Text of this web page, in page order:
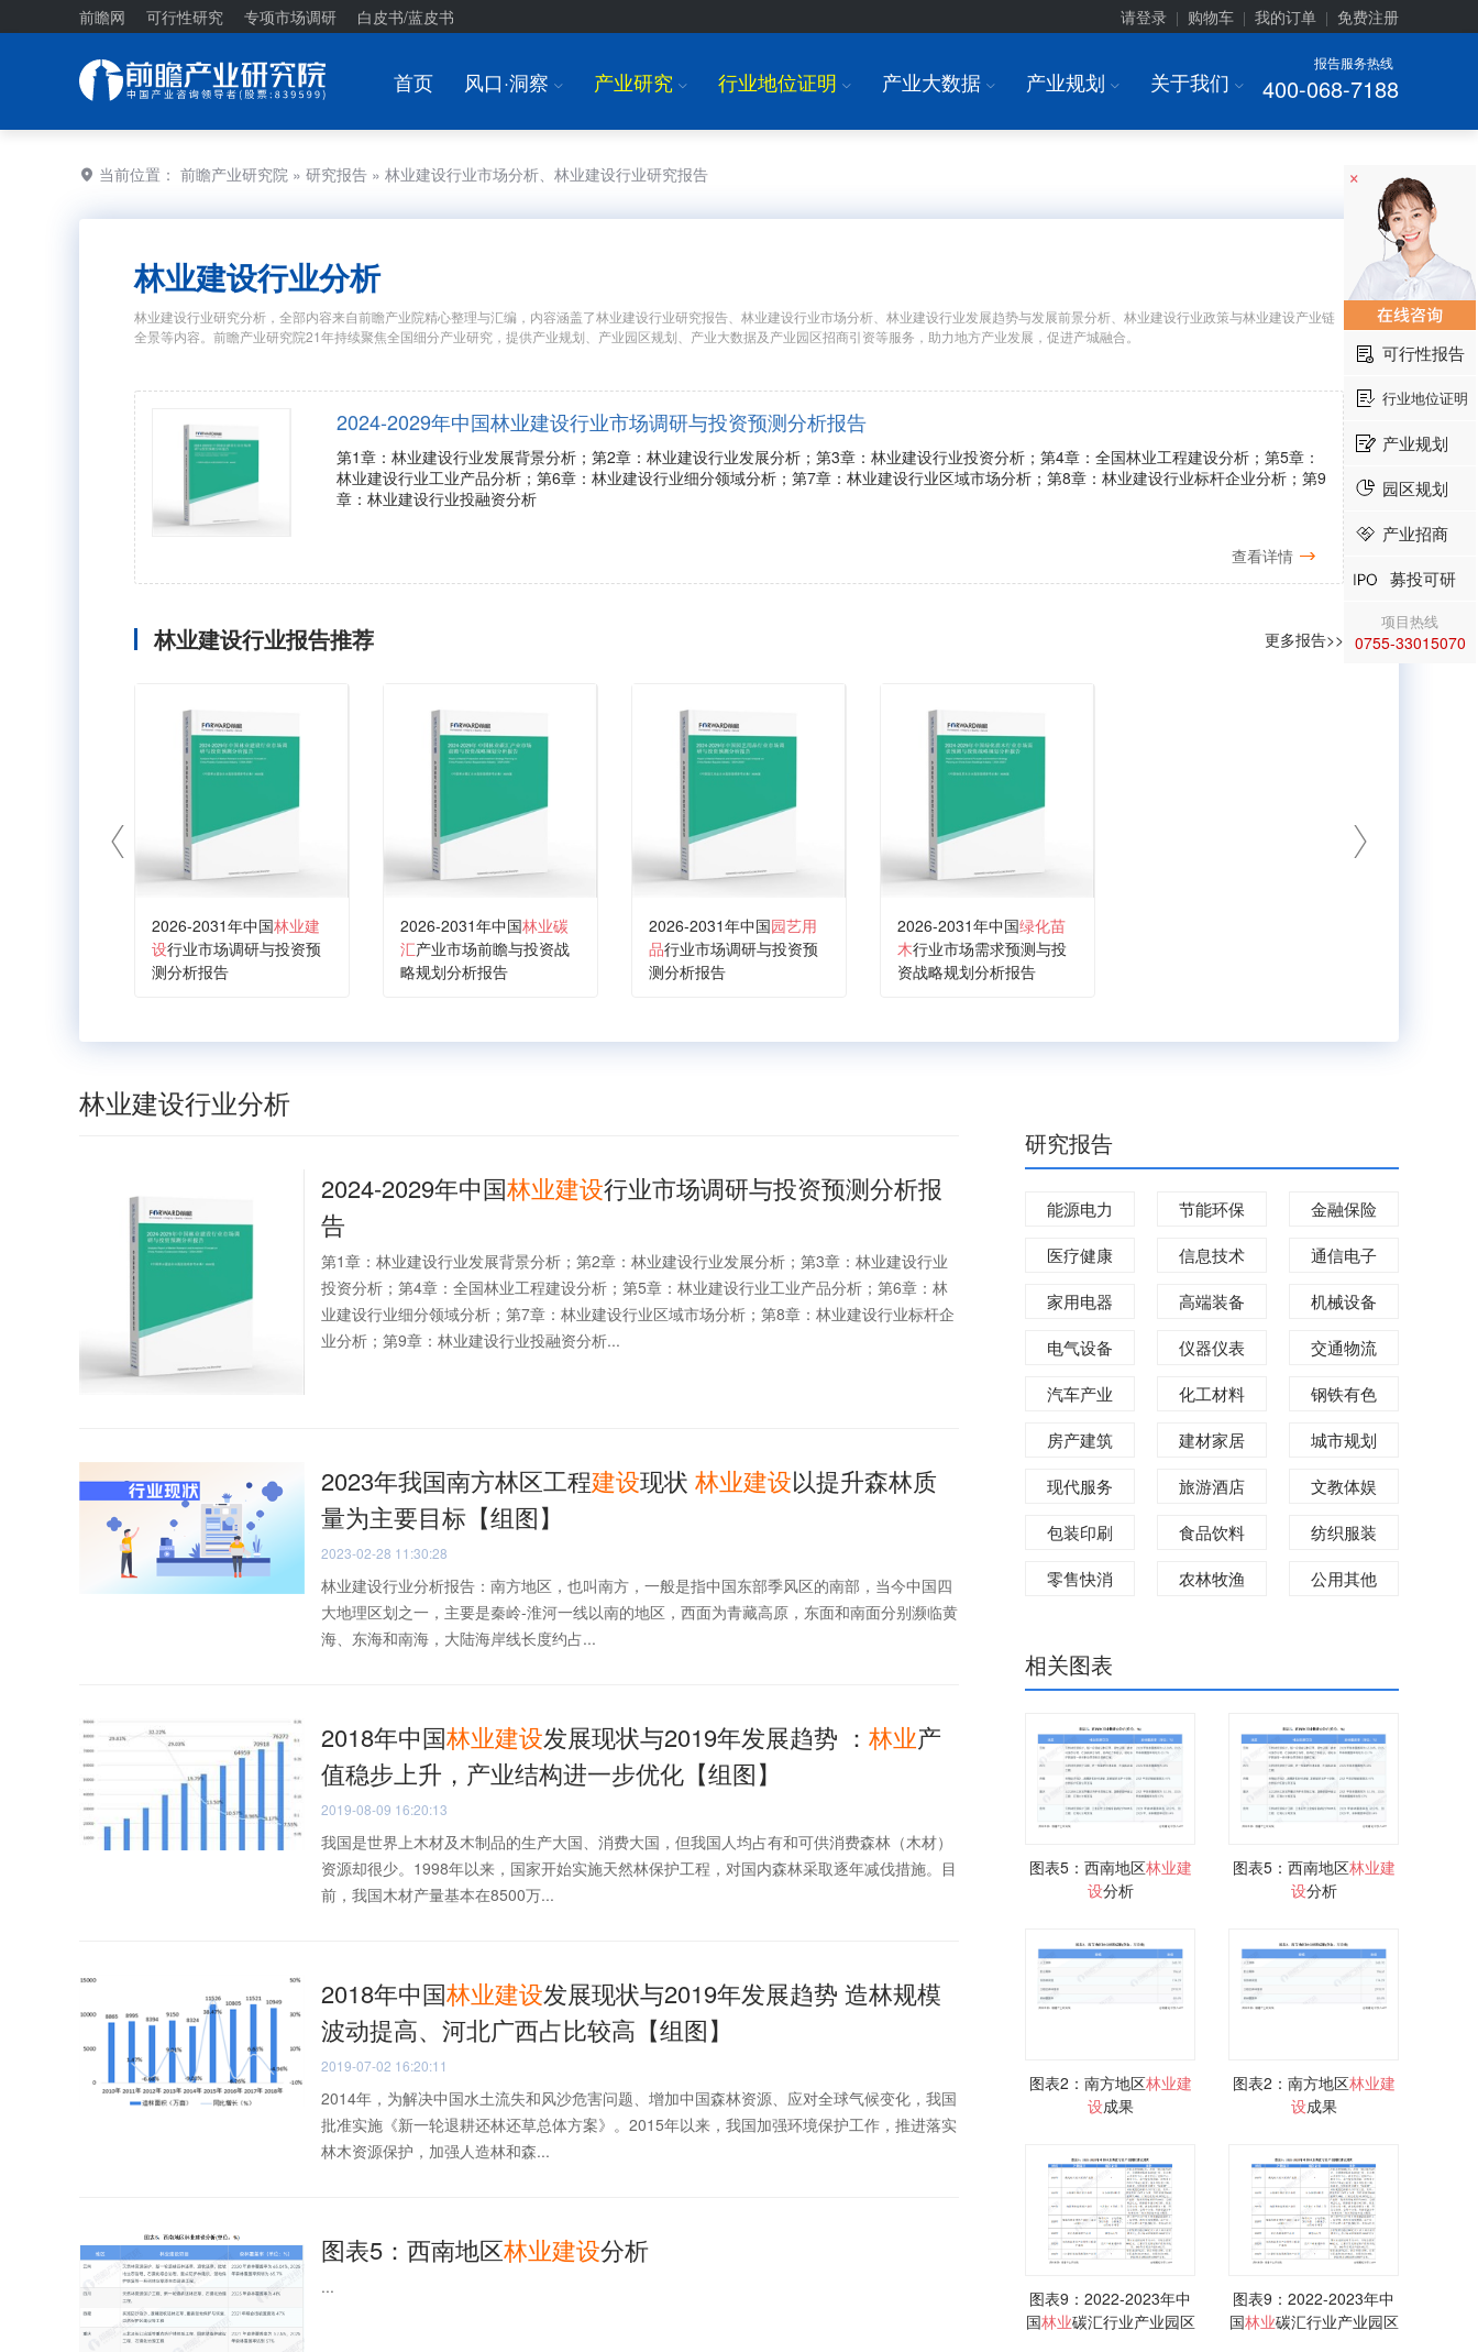
前瞻网 可行性研究 专项市场调研 白皮书/蓝皮书 请登录 购物车 我的订单 免费注册
报告服务热线
400-068-7188
首页 风口·洞察 I 产业研究 I 行业地位证明 I 产业大数据 I 产业规划 I 关于我们 I
当前位置： 前瞻产业研究院 » 研究报告 » 林业建设行业市场分析、林业建设行业研究报告
林业建设行业分析
林业建设行业研究分析，全部内容来自前瞻产业院精心整理与汇编，内容涵盖了林业建设行业研究报告、林业建设行业市场分析、林业建设行业发展趋势与发展前景分析、林业建设行业政策与林业建设产业链
全景等内容。前瞻产业研究院21年持续聚焦全国细分产业研究，提供产业规划、产业园区规划、产业大数据及产业园区招商引资等服务，助力地方产业发展，促进产城融合。
2024-2029年中国林业建设行业市场调研与投资预测分析报告
第1章：林业建设行业发展背景分析；第2章：林业建设行业发展分析；第3章：林业建设行业投资分析；第4章：全国林业工程建设分析；第5章：
林业建设行业工业产品分析；第6章：林业建设行业细分领域分析；第7章：林业建设行业区域市场分析；第8章：林业建设行业标杆企业分析；第9
章：林业建设行业投融资分析
查看详情
林业建设行业报告推荐 更多报告>>
2026-2031年中国林业建
设行业市场调研与投资预
测分析报告
2026-2031年中国林业碳
汇产业市场前瞻与投资战
略规划分析报告
2026-2031年中国园艺用
品行业市场调研与投资预
测分析报告
2026-2031年中国绿化苗
木行业市场需求预测与投
资战略规划分析报告
林业建设行业分析
2024-2029年中国林业建设行业市场调研与投资预测分析报
告
第1章：林业建设行业发展背景分析；第2章：林业建设行业发展分析；第3章：林业建设行业
投资分析；第4章：全国林业工程建设分析；第5章：林业建设行业工业产品分析；第6章：林
业建设行业细分领域分析；第7章：林业建设行业区域市场分析；第8章：林业建设行业标杆企
业分析；第9章：林业建设行业投融资分析...
2023年我国南方林区工程建设现状 林业建设以提升森林质
量为主要目标【组图】
2023-02-28 11:30:28
林业建设行业分析报告：南方地区，也叫南方，一般是指中国东部季风区的南部，当今中国四
大地理区划之一，主要是秦岭-淮河一线以南的地区，西面为青藏高原，东面和南面分别濒临黄
海、东海和南海，大陆海岸线长度约占...
2018年中国林业建设发展现状与2019年发展趋势 ： 林业产
值稳步上升，产业结构进一步优化【组图】
2019-08-09 16:20:13
我国是世界上木材及木制品的生产大国、消费大国，但我国人均占有和可供消费森林（木材）
资源却很少。1998年以来，国家开始实施天然林保护工程，对国内森林采取逐年减伐措施。目
前，我国木材产量基本在8500万...
2018年中国林业建设发展现状与2019年发展趋势 造林规模
波动提高、河北广西占比较高【组图】
2019-07-02 16:20:11
2014年，为解决中国水土流失和风沙危害问题、增加中国森林资源、应对全球气候变化，我国
批准实施《新一轮退耕还林还草总体方案》。2015年以来，我国加强环境保护工作，推进落实
林木资源保护，加强人造林和森...
图表5：西南地区林业建设分析
...
研究报告
能源电力 节能环保
金融保险
医疗健康
信息技术
通信电子
家用电器
高端装备
机械设备
电气设备
仪器仪表
交通物流
汽车产业
化工材料
钢铁有色
房产建筑
建材家居
城市规划
现代服务
旅游酒店
文教体娱
包装印刷
食品饮料
纺织服装
零售快消
农林牧渔 公用其他
相关图表
图表5：西南地区林业建
设分析
图表5：西南地区林业建
设分析
图表2：南方地区林业建
设成果
图表2：南方地区林业建
设成果
图表9：2022-2023年中
国林业碳汇行业产业园区
图表9：2022-2023年中
国林业碳汇行业产业园区
×
可行性报告
行业地位证明
产业规划
园区规划
产业招商
募投可研
项目热线
0755-33015070